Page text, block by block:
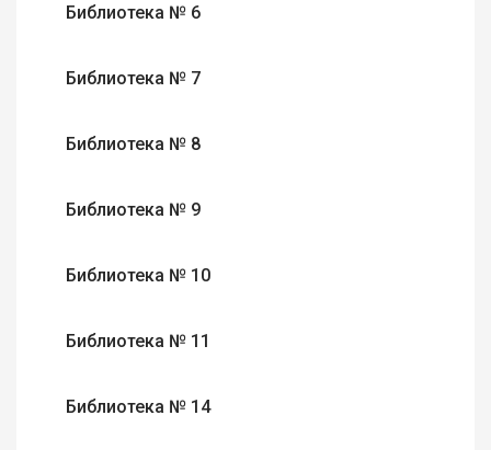
Библиотека № 6
Библиотека № 7
Библиотека № 8
Библиотека № 9
Библиотека № 10
Библиотека № 11
Библиотека № 14